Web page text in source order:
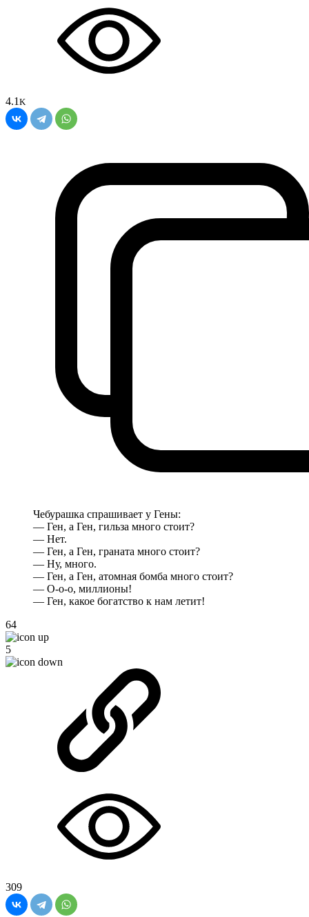
4.1 K
Чебурашка спрашивает у Гены:
— Ген, а Ген, гильза много стоит?
— Нет.
— Ген, а Ген, граната много стоит?
— Ну, много.
— Ген, а Ген, атомная бомба много стоит?
— О-о-о, миллионы!
— Ген, какое богатство к нам летит!
64
5
309